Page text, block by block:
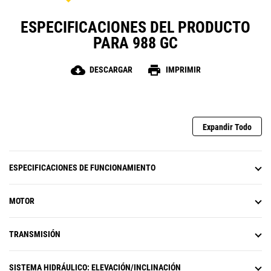
ESPECIFICACIONES DEL PRODUCTO
PARA 988 GC
cloud_download DESCARGAR print IMPRIMIR
Expandir Todo
ESPECIFICACIONES DE FUNCIONAMIENTO
MOTOR
TRANSMISIÓN
SISTEMA HIDRÁULICO: ELEVACIÓN/INCLINACIÓN